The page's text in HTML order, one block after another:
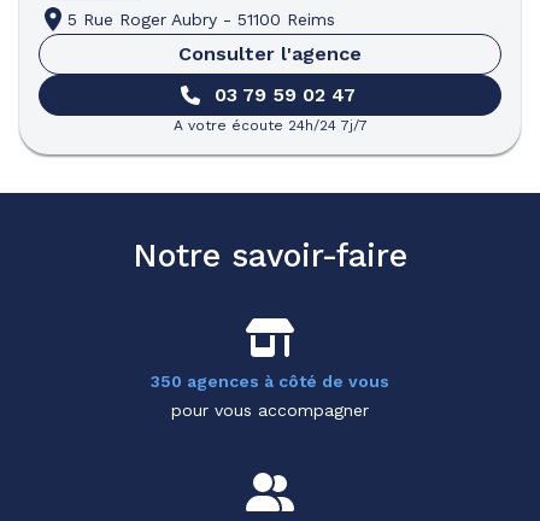
5 Rue Roger Aubry - 51100 Reims
Consulter l'agence
03 79 59 02 47
A votre écoute 24h/24 7j/7
Notre savoir-faire
350 agences à côté de vous
pour vous accompagner